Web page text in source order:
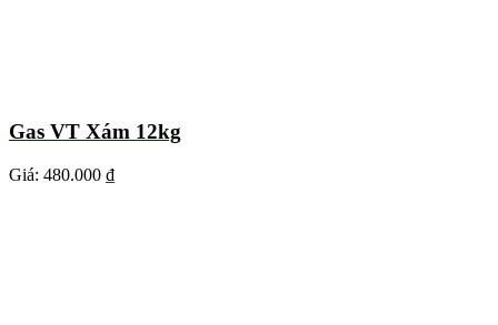
Gas VT Xám 12kg
Giá: 480.000 ₫